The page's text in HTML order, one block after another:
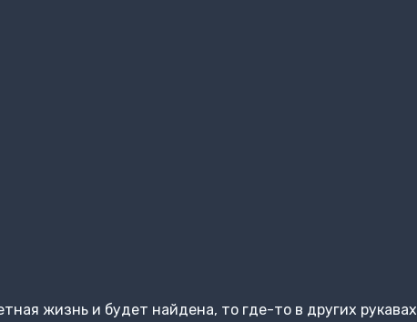
жизнь и будет найдена, то где-то в других рукавах